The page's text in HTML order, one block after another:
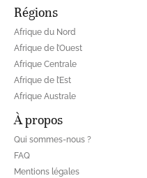
Régions
Afrique du Nord
Afrique de l’Ouest
Afrique Centrale
Afrique de l’Est
Afrique Australe
À propos
Qui sommes-nous ?
FAQ
Mentions légales